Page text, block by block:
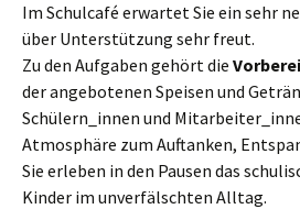
Im Schulcafé erwartet Sie ein sehr
über Unterstützung sehr freut.
Zu den Aufgaben gehört die
der angebotenen Speisen und
Schülern_innen und
Atmosphäre zum Auftanken,
Sie erleben in den Pausen das
Kinder im unverfälschten Alltag.